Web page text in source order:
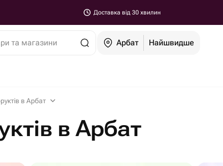
Доставка від 30 хвилин
та магазини Арбат Найшвидше
в Арбат
в Арбат